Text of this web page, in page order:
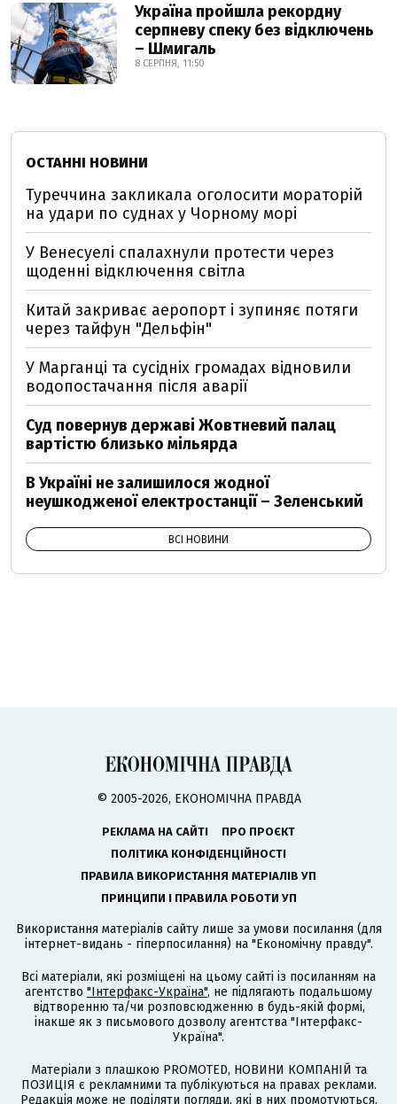
Україна пройшла рекордну
серпневу спеку без відключень
– Шмигаль
8 СЕРПНЯ, 11:50
ОСТАННІ НОВИНИ
Туреччина закликала оголосити мораторій
на удари по суднах у Чорному морі
У Венесуелі спалахнули протести через
щоденні відключення світла
Китай закриває аеропорт і зупиняє потяги
через тайфун "Дельфін"
У Марганці та сусідніх громадах відновили
водопостачання після аварії
Суд повернув державі Жовтневий палац
вартістю близько мільярда
В Україні не залишилося жодної
неушкодженої електростанції – Зеленський
ВСІ НОВИНИ
© 2005-2026, ЕКОНОМІЧНА ПРАВДА
РЕКЛАМА НА САЙТІ
ПРО ПРОЄКТ
ПОЛІТИКА КОНФІДЕНЦІЙНОСТІ
ПРАВИЛА ВИКОРИСТАННЯ МАТЕРІАЛІВ УП
ПРИНЦИПИ І ПРАВИЛА РОБОТИ УП
Використання матеріалів сайту лише за умови посилання (для
інтернет-видань - гіперпосилання) на "Економічну правду".
Всі матеріали, які розміщені на цьому сайті із посиланням на
агентство "Інтерфакс-Україна", не підлягають подальшому
відтворенню та/чи розповсюдженню в будь-якій формі,
інакше як з письмового дозволу агентства "Інтерфакс-
Україна".
Матеріали з плашкою PROMOTED, НОВИНИ КОМПАНІЙ та
ПОЗИЦІЯ є рекламними та публікуються на правах реклами.
Редакція може не поділяти погляди, які в них промотуються.